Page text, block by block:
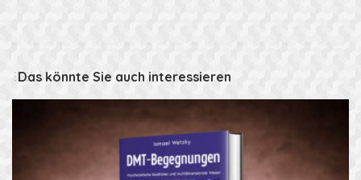
Das könnte Sie auch interessieren